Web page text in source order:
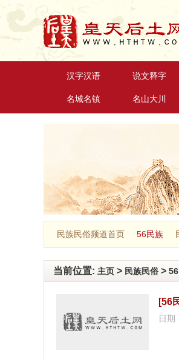
汉字汉语 说文释字
名城名镇 名山大川
民族民俗频道首页 56民族
当前位置: 主页 > 民族民俗 >
[56
日期